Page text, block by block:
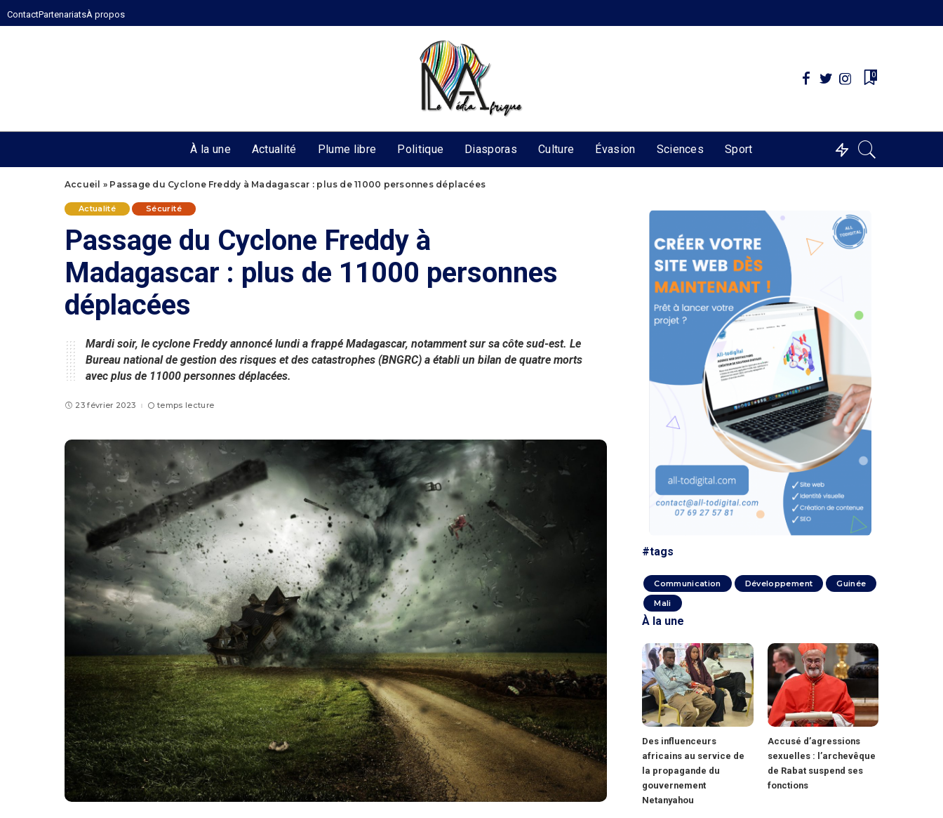
ContactPartenariatsÀ propos
0
À la une Actualité Plume libre Politique Diasporas Culture Évasion Sciences Sport
Accueil » Passage du Cyclone Freddy à Madagascar : plus de 11000 personnes déplacées
Actualité Sécurité
Passage du Cyclone Freddy à
Madagascar : plus de 11000 personnes
déplacées
Mardi soir, le cyclone Freddy annoncé lundi a frappé Madagascar, notamment sur sa côte sud-est. Le
Bureau national de gestion des risques et des catastrophes (BNGRC) a établi un bilan de quatre morts
avec plus de 11000 personnes déplacées.
23 février 2023 temps lecture
#tags
Communication Développement
Guinée
Mali
À la une
Des influenceurs
africains au service de
la propagande du
gouvernement
Netanyahou
Accusé d’agressions
sexuelles : l’archevêque
de Rabat suspend ses
fonctions